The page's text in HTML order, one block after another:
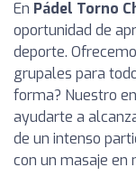
En Pádel Torno
oportunidad de
deporte.
grupales para
forma? Nuestro
ayudarte a
de un intenso
con un masaje en